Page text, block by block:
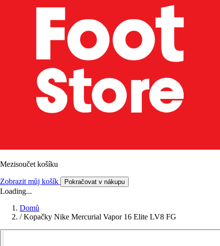
Mezisoučet košíku
Zobrazit můj košík Pokračovat v nákupu
Loading...
Domů
/ Kopačky Nike Mercurial Vapor 16 Elite LV8 FG